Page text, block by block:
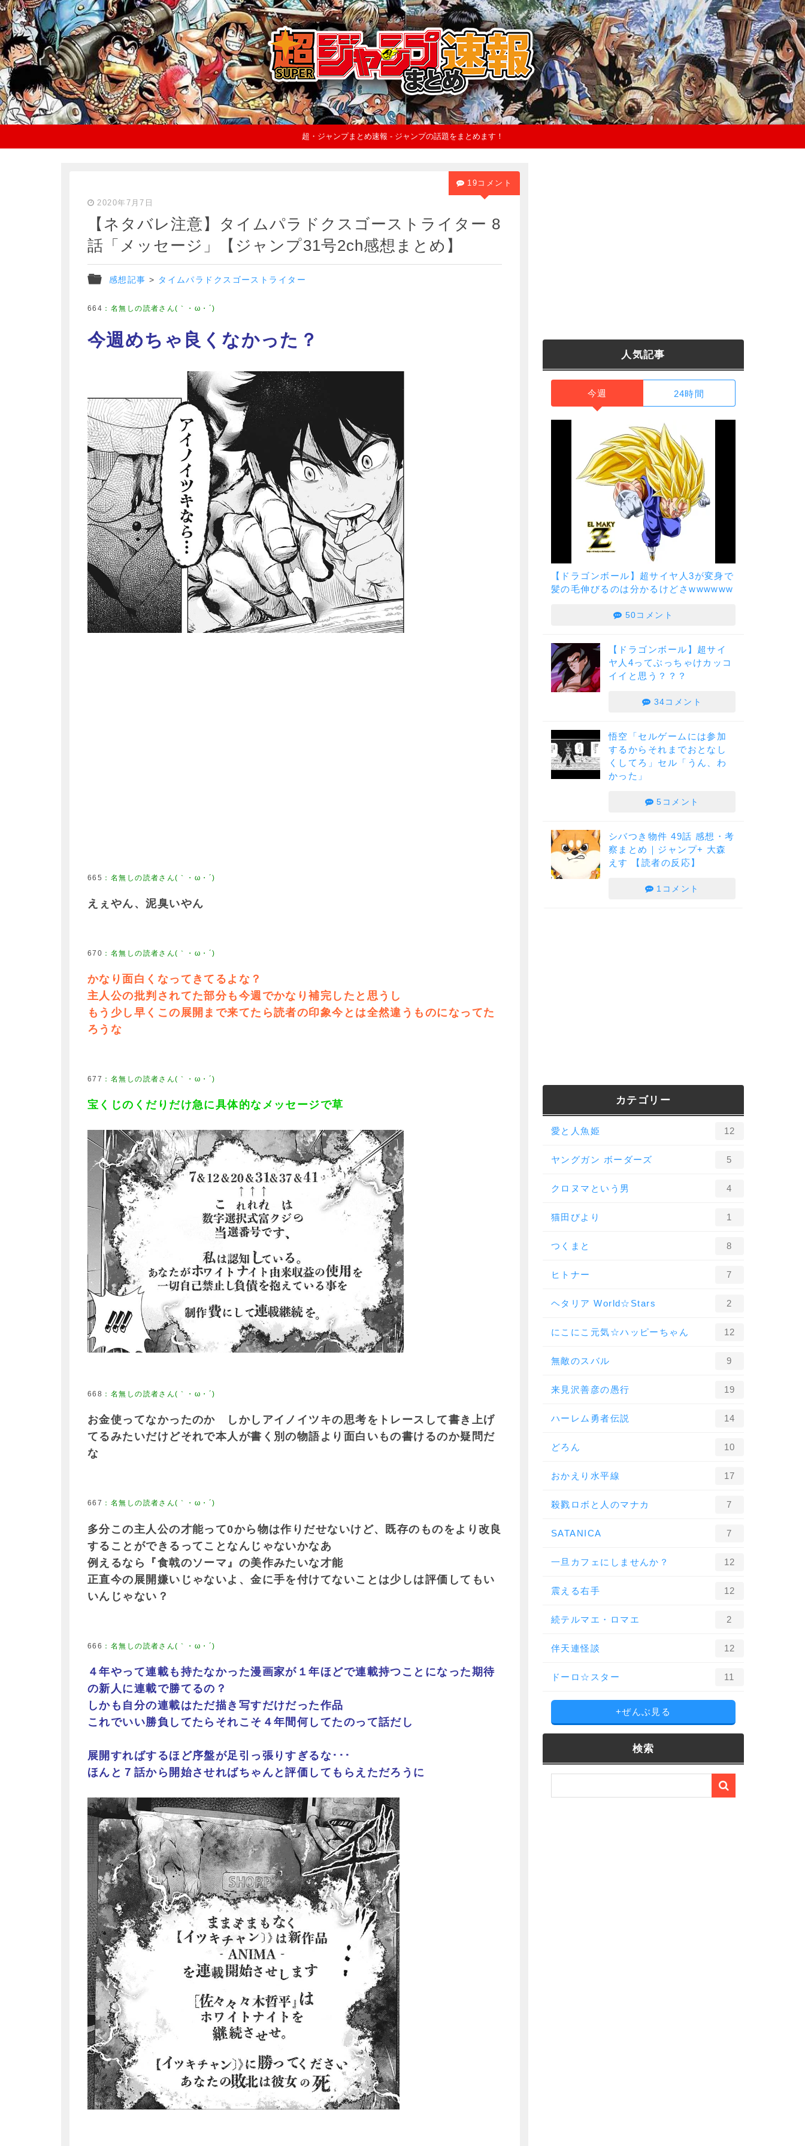
超・ジャンプまとめ速報 - ジャンプの話題をまとめます！
2020年7月7日
【ネタバレ注意】タイムパラドクスゴーストライター 8
話「メッセージ」【ジャンプ31号2ch感想まとめ】
感想記事 > タイムパラドクスゴーストライター
19コメント
664 ： 名無しの読者さん(｀・ω・´)
今週めちゃ良くなかった？
665 ： 名無しの読者さん(｀・ω・´)
えぇやん、泥臭いやん
670 ： 名無しの読者さん(｀・ω・´)
かなり面白くなってきてるよな？
主人公の批判されてた部分も今週でかなり補完したと思うし
もう少し早くこの展開まで来てたら読者の印象今とは全然違うものになってた
ろうな
677 ： 名無しの読者さん(｀・ω・´)
宝くじのくだりだけ急に具体的なメッセージで草
668 ： 名無しの読者さん(｀・ω・´)
お金使ってなかったのか しかしアイノイツキの思考をトレースして書き上げ
てるみたいだけどそれで本人が書く別の物語より面白いもの書けるのか疑問だ
な
667 ： 名無しの読者さん(｀・ω・´)
多分この主人公の才能って0から物は作りだせないけど、既存のものをより改良
することができるってことなんじゃないかなあ
例えるなら『食戟のソーマ』の美作みたいな才能
正直今の展開嫌いじゃないよ、金に手を付けてないことは少しは評価してもい
いんじゃない？
666 ： 名無しの読者さん(｀・ω・´)
４年やって連載も持たなかった漫画家が１年ほどで連載持つことになった期待
の新人に連載で勝てるの？
しかも自分の連載はただ描き写すだけだった作品
これでいい勝負してたらそれこそ４年間何してたのって話だし
展開すればするほど序盤が足引っ張りすぎるな･･･
ほんと７話から開始させればちゃんと評価してもらえただろうに
人気記事
今週 24時間
【ドラゴンボール】超サイヤ人3が変身で
髪の毛伸びるのは分かるけどさwwwwww
50コメント
【ドラゴンボール】超サイ
ヤ人4ってぶっちゃけカッコ
イイと思う？？？
34コメント
悟空「セルゲームには参加
するからそれまでおとなし
くしてろ」セル「うん、わ
かった」
5コメント
シバつき物件 49話 感想・考
察まとめ｜ジャンプ+ 大森
えす 【読者の反応】
1コメント
カテゴリー
愛と人魚姫 12
ヤングガン ボーダーズ 5
クロヌマという男 4
猫田びより 1
つくまと 8
ヒトナー 7
ヘタリア World☆Stars 2
にこにこ元気☆ハッピーちゃん 12
無敵のスバル 9
来見沢善彦の愚行 19
ハーレム勇者伝説 14
どろん 10
おかえり水平線 17
殺戮ロボと人のマナカ 7
SATANICA 7
一旦カフェにしませんか？ 12
震える右手 12
続テルマエ・ロマエ 2
伴天連怪談 12
ドーロ☆スター 11
+ぜんぶ見る
検索